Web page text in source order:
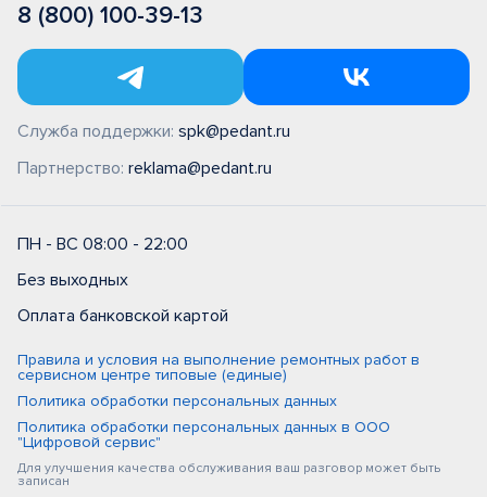
8 (800) 100-39-13
Служба поддержки: spk@pedant.ru
Партнерство: reklama@pedant.ru
ПН - ВС 08:00 - 22:00
Без выходных
Оплата банковской картой
Правила и условия на выполнение ремонтных работ в
сервисном центре типовые (единые)
Политика обработки персональных данных
Политика обработки персональных данных в ООО
"Цифровой сервис"
Для улучшения качества обслуживания ваш разговор может быть
записан